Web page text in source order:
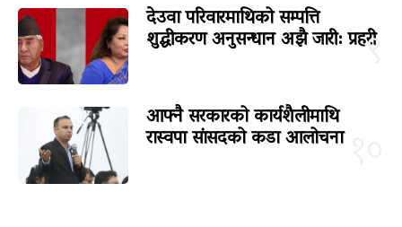
९
देउवा परिवारमाथिको सम्पत्ति
शुद्धीकरण अनुसन्धान अझै जारी: प्रहरी
आफ्नै सरकारको कार्यशैलीमाथि
रास्वपा सांसदको कडा आलोचना